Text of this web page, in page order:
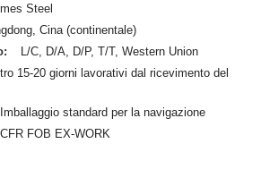
Steel
Cina (continentale)
L/C, D/A, D/P, T/T, Western Union
15-20 giorni lavorativi dal ricevimento del
Imballaggio standard per la navigazione
FOB EX-WORK